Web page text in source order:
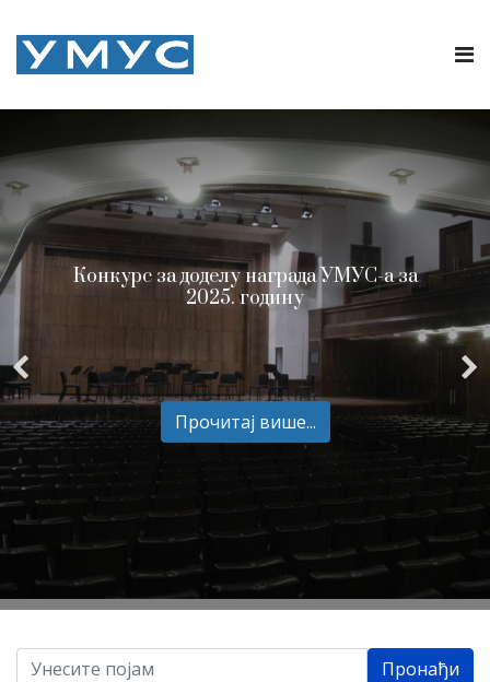
Конкурс за доделу награда УМУС-а за
2025. годину
Прочитај више...
Пронађи